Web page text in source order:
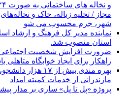
مجاز / تخلیه زباله، خاک و
شهر، جرم محسوب می شو
نماینده مدیر کل فرهنگ و ارشاد
استان منصوب شد.
ضرورت افزایش شخصیت اجتماعی
راهکار برای ایجاد خوابگاه متاهلی
بهره مندی بیش از ۱۷
مازندرانی از خدمات کمیته امداد
پروژه «پل تا پل» ساری بر مدار